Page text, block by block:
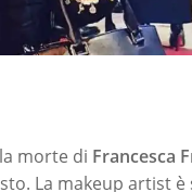
morte di Francesca
La makeup artist è